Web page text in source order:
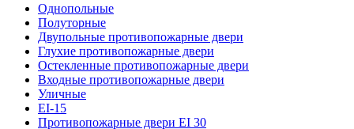
Однопольные
Полуторные
Двупольные противопожарные двери
Глухие противопожарные двери
Остекленные противопожарные двери
Входные противопожарные двери
Уличные
EI-15
Противопожарные двери EI 30